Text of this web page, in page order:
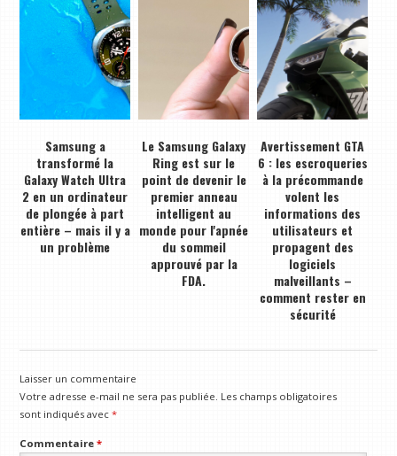
Samsung a
transformé la
Galaxy Watch Ultra
2 en un ordinateur
de plongée à part
entière – mais il y a
un problème
Le Samsung Galaxy
Ring est sur le
point de devenir le
premier anneau
intelligent au
monde pour l'apnée
du sommeil
approuvé par la
FDA.
Avertissement GTA
6 : les escroqueries
à la précommande
volent les
informations des
utilisateurs et
propagent des
logiciels
malveillants –
comment rester en
sécurité
Laisser un commentaire
Votre adresse e-mail ne sera pas publiée. Les champs obligatoires
sont indiqués avec*
Commentaire*